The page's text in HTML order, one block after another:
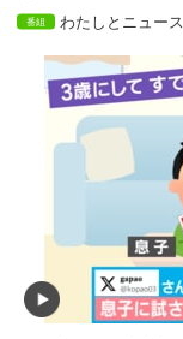
わたしとニュース